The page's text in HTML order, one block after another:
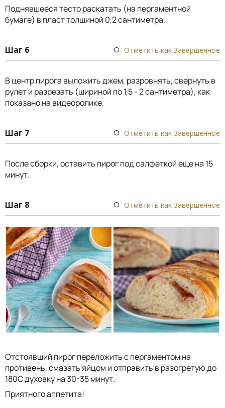
Поднявшееся тесто раскатать (на пергаментной
бумаге) в пласт толщиной 0,2 сантиметра.
Шаг 6 Отметить как Завершенное
В центр пирога выложить джем, разровнять, свернуть в
рулет и разрезать (шириной по 1,5 - 2 сантиметра), как
показано на видеоролике.
Шаг 7 Отметить как Завершенное
После сборки, оставить пирог под салфеткой еще на 15
минут.
Шаг 8 Отметить как Завершенное
Отстоявший пирог переложить с пергаментом на
противень, смазать яйцом и отправить в разогретую до
180С духовку на 30-35 минут.
Приятного аппетита!